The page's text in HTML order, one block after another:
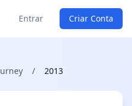
Entrar Criar Conta
/ 2013